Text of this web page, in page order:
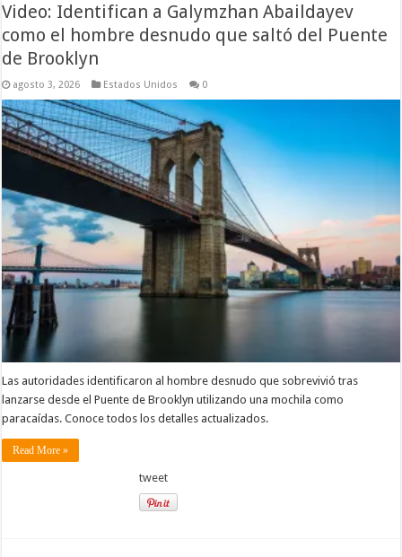
Video: Identifican a Galymzhan Abaildayev
como el hombre desnudo que saltó del Puente
de Brooklyn
agosto 3, 2026 Estados Unidos 0
Las autoridades identificaron al hombre desnudo que sobrevivió tras
lanzarse desde el Puente de Brooklyn utilizando una mochila como
paracaídas. Conoce todos los detalles actualizados.
Read More »
tweet